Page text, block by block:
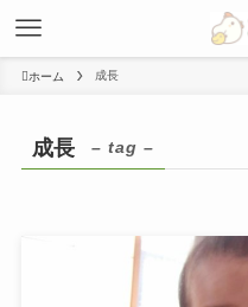
ホーム 成長
成長 – tag –